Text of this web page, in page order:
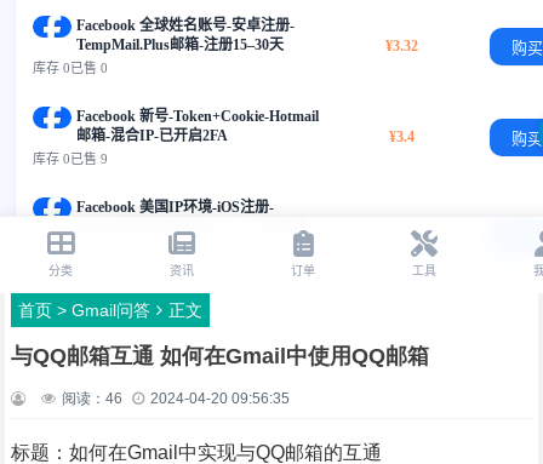
首页> Gmail问答 正文
与QQ邮箱互通 如何在Gmail中使用QQ邮箱
阅读： 46 2024-04-20 09:56:35
标题：如何在Gmail中实现与QQ邮箱的互通